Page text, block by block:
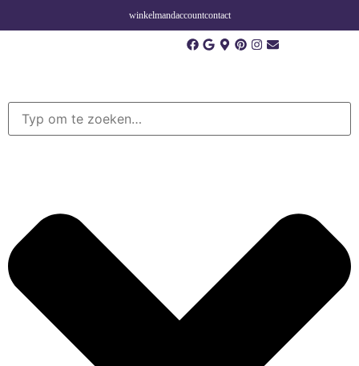
winkelmandaccountcontact